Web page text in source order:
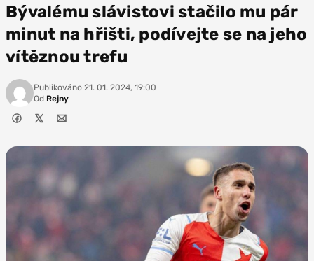
Bývalému slávistovi stačilo mu pár
minut na hřišti, podívejte se na jeho
vítěznou trefu
Publikováno 21. 01. 2024, 19:00
Od Rejny